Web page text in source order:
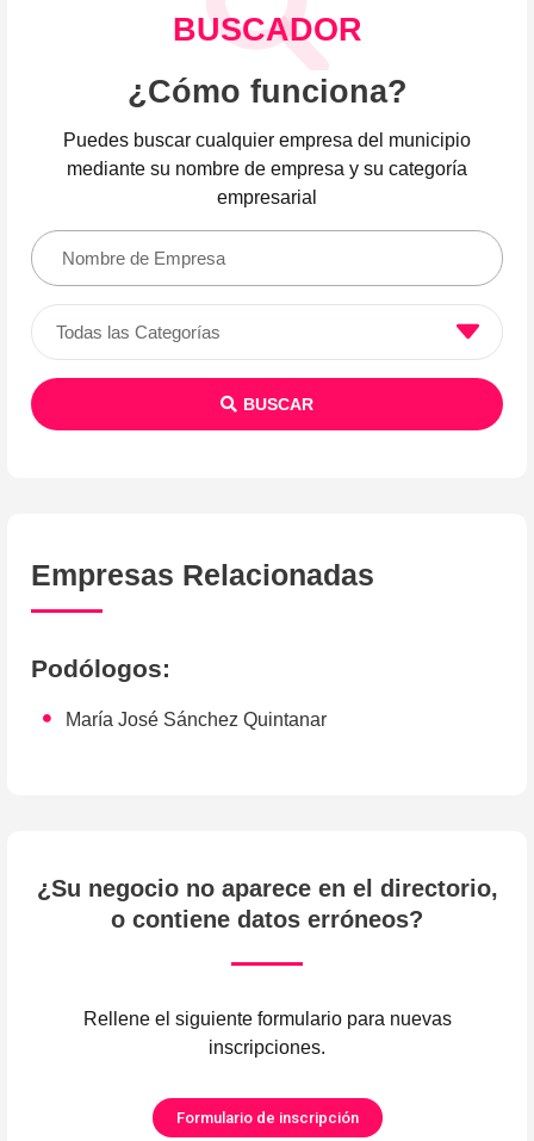
BUSCADOR
¿Cómo funciona?
Puedes buscar cualquier empresa del municipio
mediante su nombre de empresa y su categoría
empresarial
BUSCAR
Empresas Relacionadas
Podólogos:
María José Sánchez Quintanar
¿Su negocio no aparece en el directorio,
o contiene datos erróneos?
Rellene el siguiente formulario para nuevas
inscripciones.
Formulario de inscripción